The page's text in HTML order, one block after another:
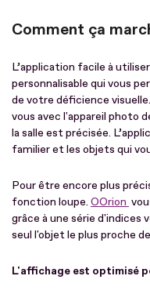
Comment ça
L’application facile à
personnalisable qui vous
de votre déficience visuelle.
vous avec l'appareil photo
la salle est précisée.
familier et les objets qui
Pour être encore plus
fonction loupe. OOrion
grâce à une série d'indices
seul l'objet le plus proche
L'affichage est optimisé